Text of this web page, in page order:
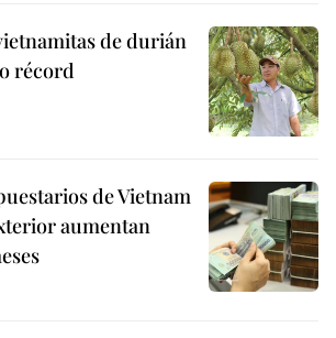
de durián
récord
de Vietnam
aumentan